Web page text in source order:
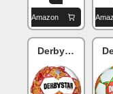
Amazon
Derbystar Topic